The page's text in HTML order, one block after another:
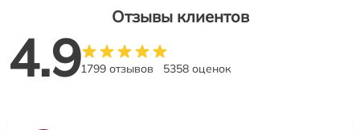
Отзывы клиентов
4.91799 отзывов 5358 оценок